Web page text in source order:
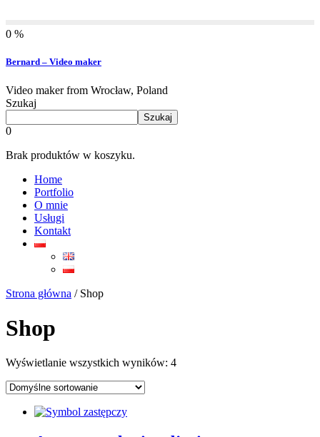
0 %
Bernard – Video maker
Video maker from Wrocław, Poland
Szukaj
Szukaj
0
Brak produktów w koszyku.
Home
Portfolio
O mnie
Usługi
Kontakt
Strona główna / Shop
Shop
Wyświetlanie wszystkich wyników: 4